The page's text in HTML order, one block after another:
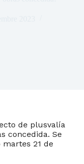
de plusvalía
concedida. Se
21 de